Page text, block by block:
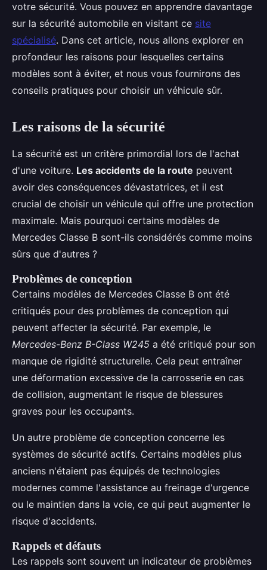
votre sécurité. Vous pouvez en apprendre davantage
sur la sécurité automobile en visitant ce site
spécialisé. Dans cet article, nous allons explorer en
profondeur les raisons pour lesquelles certains
modèles sont à éviter, et nous vous fournirons des
conseils pratiques pour choisir un véhicule sûr.
Les raisons de la sécurité
La sécurité est un critère primordial lors de l'achat
d'une voiture. Les accidents de la route peuvent
avoir des conséquences dévastatrices, et il est
crucial de choisir un véhicule qui offre une protection
maximale. Mais pourquoi certains modèles de
Mercedes Classe B sont-ils considérés comme moins
sûrs que d'autres ?
Problèmes de conception
Certains modèles de Mercedes Classe B ont été
critiqués pour des problèmes de conception qui
peuvent affecter la sécurité. Par exemple, le
Mercedes-Benz B-Class W245 a été critiqué pour son
manque de rigidité structurelle. Cela peut entraîner
une déformation excessive de la carrosserie en cas
de collision, augmentant le risque de blessures
graves pour les occupants.
Un autre problème de conception concerne les
systèmes de sécurité actifs. Certains modèles plus
anciens n'étaient pas équipés de technologies
modernes comme l'assistance au freinage d'urgence
ou le maintien dans la voie, ce qui peut augmenter le
risque d'accidents.
Rappels et défauts
Les rappels sont souvent un indicateur de problèmes